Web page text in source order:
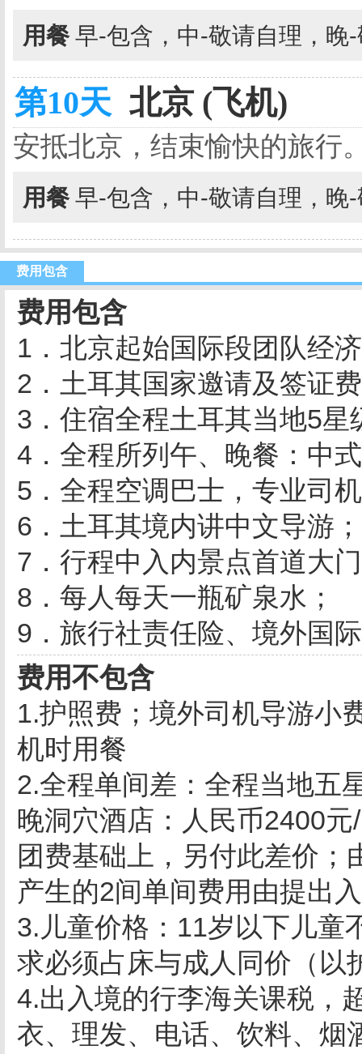
用餐 早-包含，中-敬请自理，晚
第10天 北京 (飞机)
安抵北京，结束愉快的旅行
用餐 早-包含，中-敬请自理，晚
费用包含
费用包含
1．北京起始国际段团队经
2．土耳其国家邀请及签证
3． 住宿全程土耳其当地5星
4．全程所列午、晚餐：中
5．全程空调巴士，专业司
6．土耳其境内讲中文导游；
7．行程中入内景点首道大
8．每人每天一瓶矿泉水；
9．旅行社责任险、境外国
费用不包含
1.护照费； 境外司机导游小
机时用餐
2.全程单间差：全程当地五
晚洞穴酒店：人民币2400
团费基础上，另付此差价
产生的2间单间费用由提出
3.儿童价格：11岁以下儿童
求必须占床与成人同价（以
4.出入境的行李海关课税，
衣、理发、电话、饮料、烟